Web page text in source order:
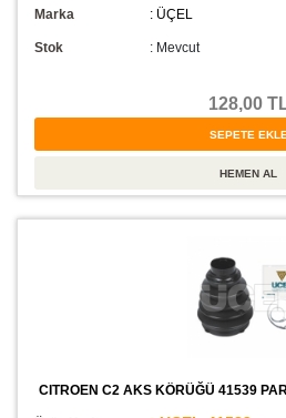
Marka : ÜÇEL
Stok : Mevcut
128,00
CITROEN C2 AKS KÖRÜĞÜ 41539